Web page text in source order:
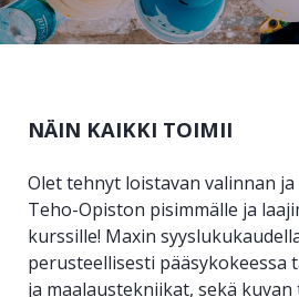
NÄIN KAIKKI TOIMII
Olet tehnyt loistavan valinnan
Teho-Opiston pisimmälle ja
kurssille! Maxin
perusteellisesti pääsykokeessa
ja maalaustekniikat, sekä kuvan